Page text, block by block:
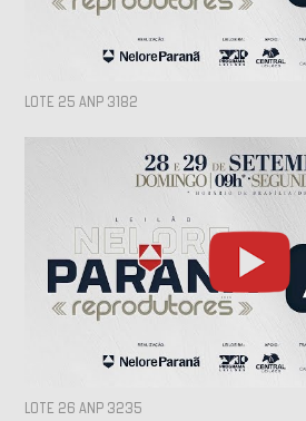
LOTE 25 ANP 3182
LOTE 26 ANP 3235